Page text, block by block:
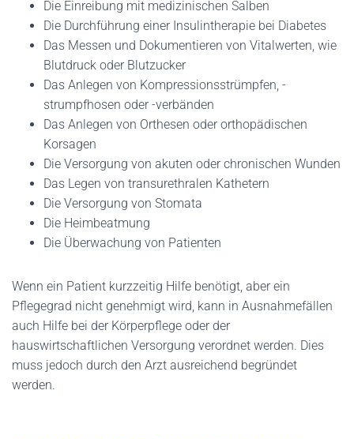
Die Einreibung mit medizinischen Salben
Die Durchführung einer Insulintherapie bei Diabetes
Das Messen und Dokumentieren von Vitalwerten, wie
Blutdruck oder Blutzucker
Das Anlegen von Kompressionsstrümpfen, -
strumpfhosen oder -verbänden
Das Anlegen von Orthesen oder orthopädischen
Korsagen
Die Versorgung von akuten oder chronischen Wunden
Das Legen von transurethralen Kathetern
Die Versorgung von Stomata
Die Heimbeatmung
Die Überwachung von Patienten
Wenn ein Patient kurzzeitig Hilfe benötigt, aber ein
Pflegegrad nicht genehmigt wird, kann in Ausnahmefällen
auch Hilfe bei der Körperpflege oder der
hauswirtschaftlichen Versorgung verordnet werden. Dies
muss jedoch durch den Arzt ausreichend begründet
werden.